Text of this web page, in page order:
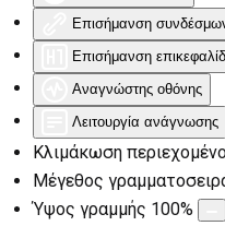
Επισήμανση
Επισήμανση
Αναγνώστης οθόνης
Λειτουργία ανάγνωσης
Κλιμάκωση
Μέγεθος
Ύψος γραμμής 100%